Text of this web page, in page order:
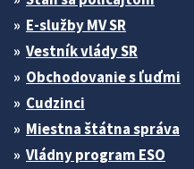
E-služby MV SR
Vestník vlády SR
Obchodovanie s ľuďmi
Cudzinci
Miestna štátna správa
Vládny program ESO